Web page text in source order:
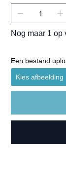
Nog maar 1 op
Een bestand
Kies afbeelding